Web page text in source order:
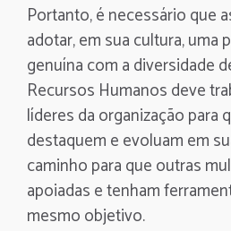
Portanto, é necessário que
adotar, em sua cultura, uma
genuína com a diversidade
Recursos Humanos deve
líderes da organização para
destaquem e evoluam em
caminho para que outras
apoiadas e tenham
mesmo objetivo.